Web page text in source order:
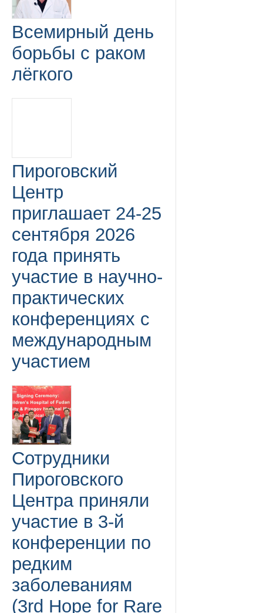
Всемирный день
борьбы с раком
лёгкого
Пироговский
Центр
приглашает 24-25
сентября 2026
года принять
участие в научно-
практических
конференциях с
международным
участием
Сотрудники
Пироговского
Центра приняли
участие в 3-й
конференции по
редким
заболеваниям
(3rd Hope for Rare